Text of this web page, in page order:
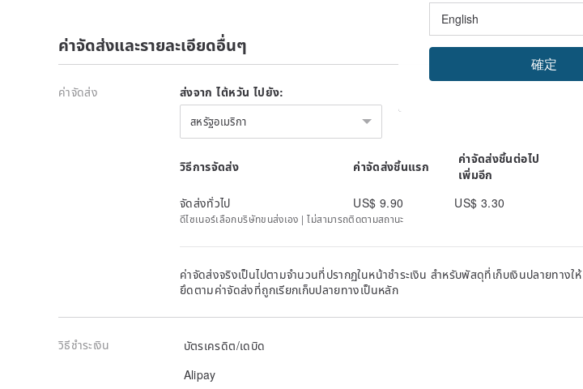
ค่าจัดส่งและรายละเอียดอื่นๆ
ค่าจัดส่ง ส่งจาก ไต้หวัน ไปยัง:
สหรัฐอเมริกา
วิธีการจัดส่ง ค่าจัดส่งชิ้นแรก
ค่าจัดส่งชิ้นต่อไป
เพิ่มอีก
จัดส่งทั่วไป
US$ 9.90 US$ 3.30
ดีไซเนอร์เลือกบริษัทขนส่งเอง | ไม่สามารถติดตามสถานะ
ค่าจัดส่งจริงเป็นไปตามจำนวนที่ปรากฏในหน้าชำระเงิน สำหรับพัสดุที่เก็บเงินปลายทางให้
ยึดตามค่าจัดส่งที่ถูกเรียกเก็บปลายทางเป็นหลัก
วิธีชำระเงิน
บัตรเครดิต/เดบิด
Alipay
確定